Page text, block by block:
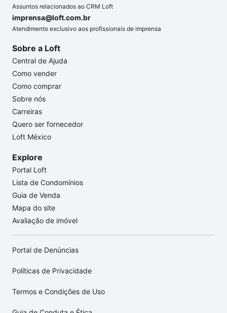
Assuntos relacionados ao CRM Loft
imprensa@loft.com.br
Atendimento exclusivo aos profissionais de imprensa
Sobre a Loft
Central de Ajuda
Como vender
Como comprar
Sobre nós
Carreiras
Quero ser fornecedor
Loft México
Explore
Portal Loft
Lista de Condomínios
Guia de Venda
Mapa do site
Avaliação de imóvel
Portal de Denúncias
Políticas de Privacidade
Termos e Condições de Uso